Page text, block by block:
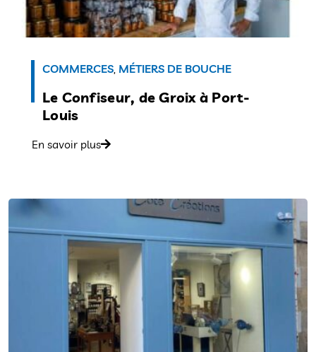
COMMERCES, MÉTIERS DE BOUCHE
Le Confiseur, de Groix à Port-
Louis
En savoir plus